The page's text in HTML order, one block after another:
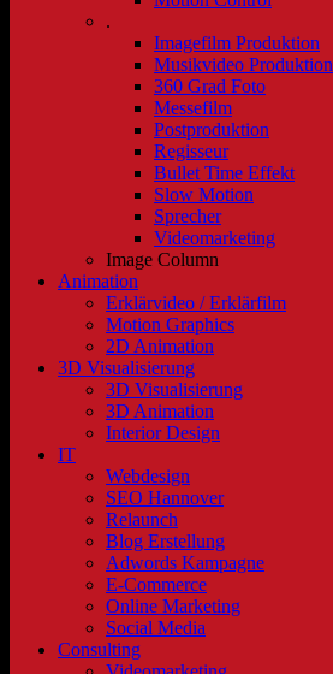
.
Imagefilm Produktion
Musikvideo Produktion
360 Grad Foto
Messefilm
Postproduktion
Regisseur
Bullet Time Effekt
Slow Motion
Sprecher
Videomarketing
Image Column
Animation
Erklärvideo / Erklärfilm
Motion Graphics
2D Animation
3D Visualisierung
3D Visualisierung
3D Animation
Interior Design
IT
Webdesign
SEO Hannover
Relaunch
Blog Erstellung
Adwords Kampagne
E-Commerce
Online Marketing
Social Media
Consulting